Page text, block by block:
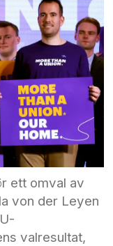
ett omval av
von der Leyen
valresultat,